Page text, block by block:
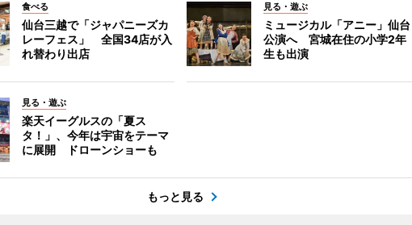
食べる
仙台三越で「ジャパニーズカ
レーフェス」 全国34店が入
れ替わり出店
見る・遊ぶ
ミュージカル「アニー」仙台
公演へ 宮城在住の小学2年
生も出演
見る・遊ぶ
楽天イーグルスの「夏ス
タ！」、今年は宇宙をテーマ
に展開 ドローンショーも
もっと見る